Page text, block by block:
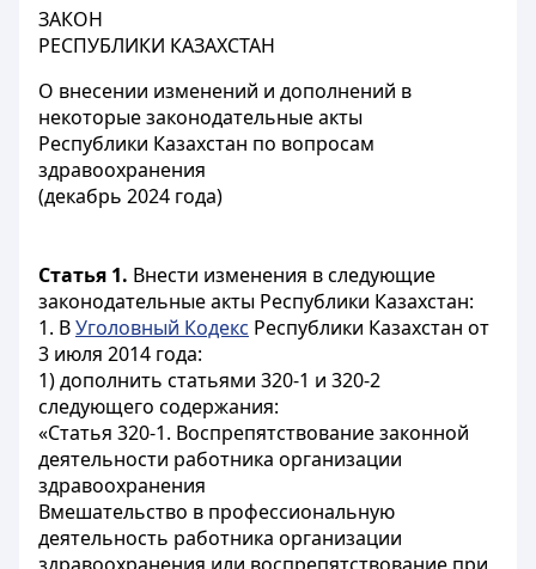
ЗАКОН
РЕСПУБЛИКИ КАЗАХСТАН
О внесении изменений и дополнений в
некоторые законодательные акты
Республики Казахстан по вопросам
здравоохранения
(декабрь 2024 года)
Статья 1. Внести изменения в следующие
законодательные акты Республики Казахстан:
1. ВУголовный Кодекс Республики Казахстан от
3 июля 2014 года:
1) дополнить статьями 320-1 и 320-2
следующего содержания:
«Статья 320-1. Воспрепятствование законной
деятельности работника организации
здравоохранения
Вмешательство в профессиональную
деятельность работника организации